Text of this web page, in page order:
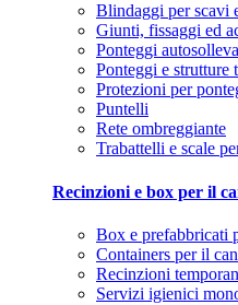
Blindaggi per scavi
Giunti, fissaggi ed
Ponteggi
Ponteggi e strutture
Protezioni per
Puntelli
Rete ombreggiante
Trabattelli e scale
Recinzioni e box per il
Box e prefabbricati
Containers per il
Recinzioni
Servizi igienici